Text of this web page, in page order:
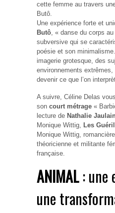
cette femme au travers
Butô.
Une expérience forte et
Butô, « danse du corps
subversive qui se
poésie et son
imagerie grotesque, des
environnements
devenir ce que l’on
A suivre, Céline Delas
son court métrage «
lecture de Nathalie
Monique Wittig, Les
Monique Wittig,
théoricienne et militante
française.
ANIMAL: une
une